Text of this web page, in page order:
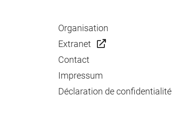
Organisation
Extranet
Contact
Impressum
Déclaration de confidentialité